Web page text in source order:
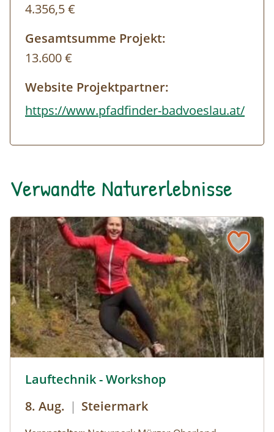
4.356,5 €
Gesamtsumme Projekt:
13.600 €
Website Projektpartner:
https://www.pfadfinder-badvoeslau.at/
Verwandte Naturerlebnisse
Lauftechnik - Workshop
8. Aug. | Steiermark